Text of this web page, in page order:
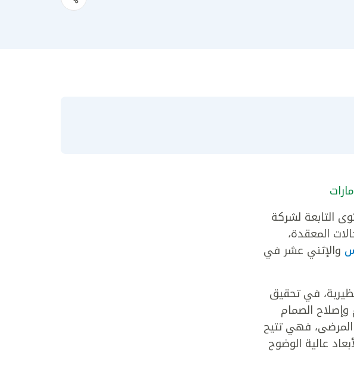
التابعة لشركة
المعقدة،
والإثني عشر في
في تحقيق
الصمام
المرضى، فهي تتيح
عالية الوضوح